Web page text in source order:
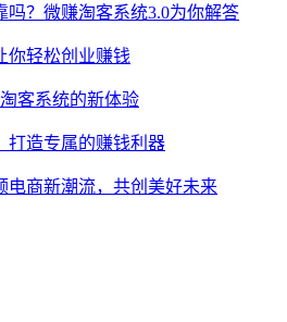
吗？微赚淘客系统3.0为你解答
你轻松创业赚钱
客系统的新体验
打造专属的赚钱利器
电商新潮流，共创美好未来